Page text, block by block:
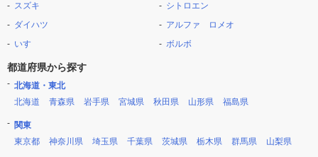
スズキ
ダイハツ
いすゞ
シトロエン
アルファ ロメオ
ボルボ
都道府県から探す
北海道・東北
北海道
青森県 岩手県 宮城県 秋田県 山形県 福島県
関東
東京都
神奈川県 埼玉県 千葉県 茨城県 栃木県 群馬県 山梨県